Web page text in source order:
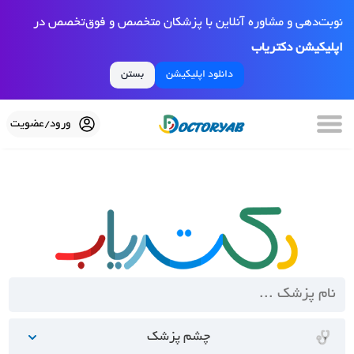
نوبت‌دهی و مشاوره آنلاین با پزشکان متخصص و فوق‌تخصص در
اپلیکیشن دکتریاب
دانلود اپلیکیشن بستن
ورود/عضویت
چشم پزشک